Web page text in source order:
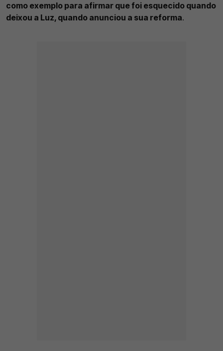
como exemplo para afirmar que foi esquecido quando
deixou a Luz, quando anunciou a sua reforma.